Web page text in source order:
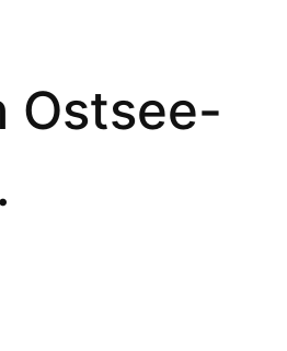
Ostsee-